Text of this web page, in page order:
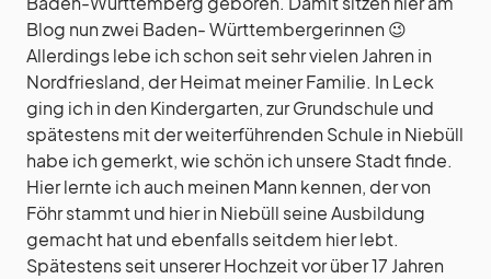
Blog nun zwei Baden- Württembergerinnen 😉
Allerdings lebe ich schon seit sehr vielen Jahren in
Nordfriesland, der Heimat meiner Familie. In Leck
ging ich in den Kindergarten, zur Grundschule und
spätestens mit der weiterführenden Schule in Niebüll
habe ich gemerkt, wie schön ich unsere Stadt finde.
Hier lernte ich auch meinen Mann kennen, der von
Föhr stammt und hier in Niebüll seine Ausbildung
gemacht hat und ebenfalls seitdem hier lebt.
Spätestens seit unserer Hochzeit vor über 17 Jahren